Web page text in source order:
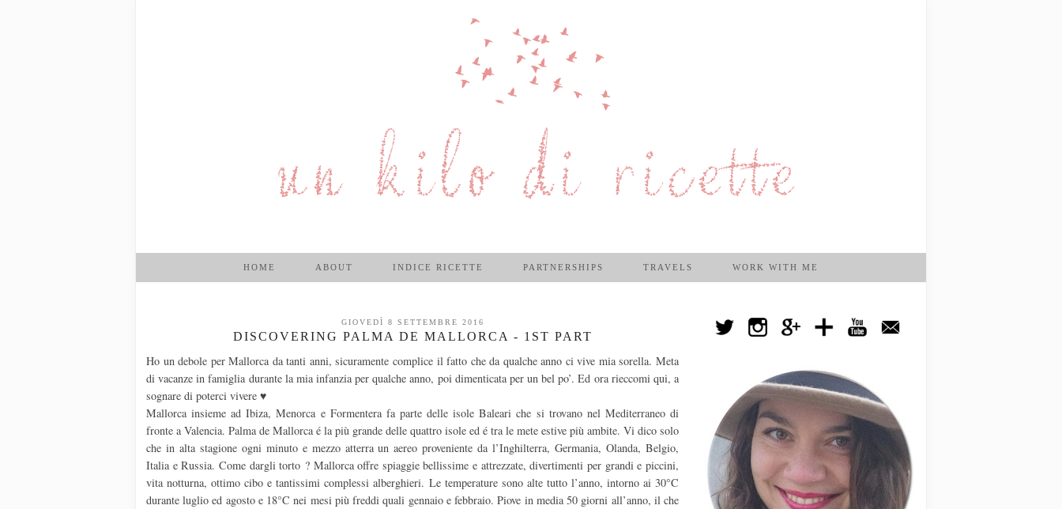
HOME ABOUT INDICE RICETTE PARTNERSHIPS TRAVELS WORK WITH ME
GIOVEDÌ 8 SETTEMBRE 2016
DISCOVERING PALMA DE MALLORCA - 1ST PART
Ho un debole per Mallorca da tanti anni, sicuramente complice il fatto che da qualche anno ci vive mia sorella. Meta
di vacanze in famiglia durante la mia infanzia per qualche anno, poi dimenticata per un bel po’. Ed ora rieccomi qui, a
sognare di poterci vivere ♥
Mallorca insieme ad Ibiza, Menorca e Formentera fa parte delle isole Baleari che si trovano nel Mediterraneo di
fronte a Valencia. Palma de Mallorca é la più grande delle quattro isole ed é tra le mete estive più ambite. Vi dico solo
che in alta stagione ogni minuto e mezzo atterra un aereo proveniente da l’Inghilterra, Germania, Olanda, Belgio,
Italia e Russia. Come dargli torto ? Mallorca offre spiaggie bellissime e attrezzate, divertimenti per grandi e piccini,
vita notturna, ottimo cibo e tantissimi complessi alberghieri. Le temperature sono alte tutto l’anno, intorno ai 30°C
durante luglio ed agosto e 18°C nei mesi più freddi quali gennaio e febbraio. Piove in media 50 giorni all’anno, il che